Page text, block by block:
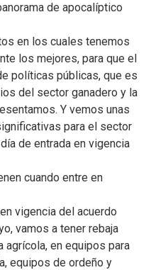
de apocalíptico
en los cuales tenemos
los mejores, para que el
políticas públicas, que es
del sector ganadero y la
Y vemos unas
para el sector
de entrada en vigencia
cuando entre en
vigencia del acuerdo
vamos a tener rebaja
agrícola, en equipos para
equipos de ordeño y